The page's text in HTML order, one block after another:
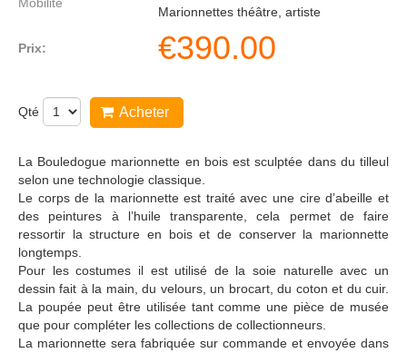
Marionnettes théâtre, artiste
Prix: €390.00
Qté Acheter
La Bouledogue marionnette en bois est sculptée dans du tilleul
selon une technologie classique.
Le corps de la marionnette est traité avec une cire d’abeille et
des peintures à l’huile transparente, cela permet de faire
ressortir la structure en bois et de conserver la marionnette
longtemps.
Pour les costumes il est utilisé de la soie naturelle avec un
dessin fait à la main, du velours, un brocart, du coton et du cuir.
La poupée peut être utilisée tant comme une pièce de musée
que pour compléter les collections de collectionneurs.
La marionnette sera fabriquée sur commande et envoyée dans